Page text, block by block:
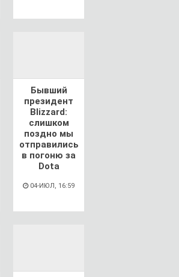
Бывший
президент
Blizzard:
слишком
поздно мы
отправились
в погоню за
Dota
04-ИЮЛ, 16:59